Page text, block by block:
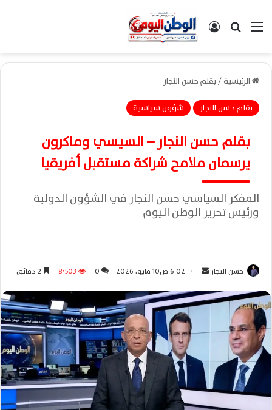
القائمةبحث عن تسجيل الدخول
الرئيسية/بقلم حسن النجار
بقلم حسن النجار
شؤون سياسية
بقلم حسن النجار – السيسي وماكرون
يرسمان ملامح شراكة مستقبل أفريقيا
المفكر السياسي حسن النجار في الشؤون الدولية
ورئيس تحرير الوطن اليوم
حسن النجار
س
ب
ي
ا
إ
6:02 ص10 مايو، 2026 0 8٬503